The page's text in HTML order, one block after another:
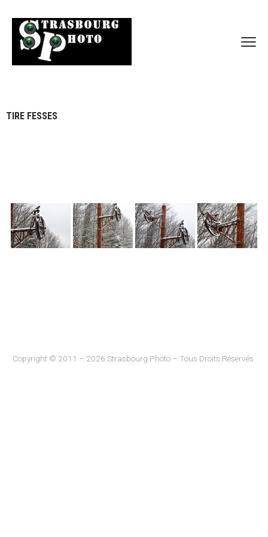
TIRE FESSES
Copyright © 2011 – 2026 Strasbourg Photo – Tous Droits Réservés.